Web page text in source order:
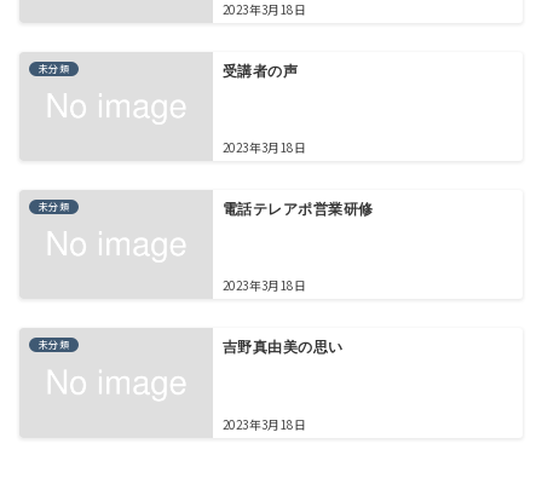
2023年3月18日
未分類 受講者の声
2023年3月18日
未分類 電話テレアポ営業研修
2023年3月18日
未分類 吉野真由美の思い
2023年3月18日